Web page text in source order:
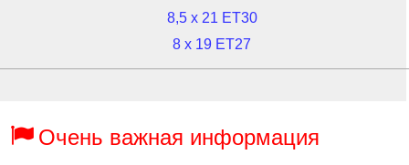
8,5 x 21 ET30
8 x 19 ET27
Очень важная информация